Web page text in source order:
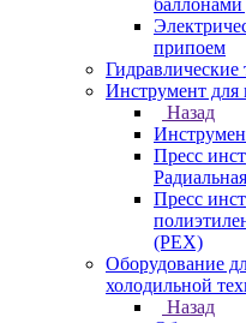
припоем
Гидравлические
Инструмент для
Назад
Пресс
Пресс
(PEX)
Оборудование
холодильной
Назад